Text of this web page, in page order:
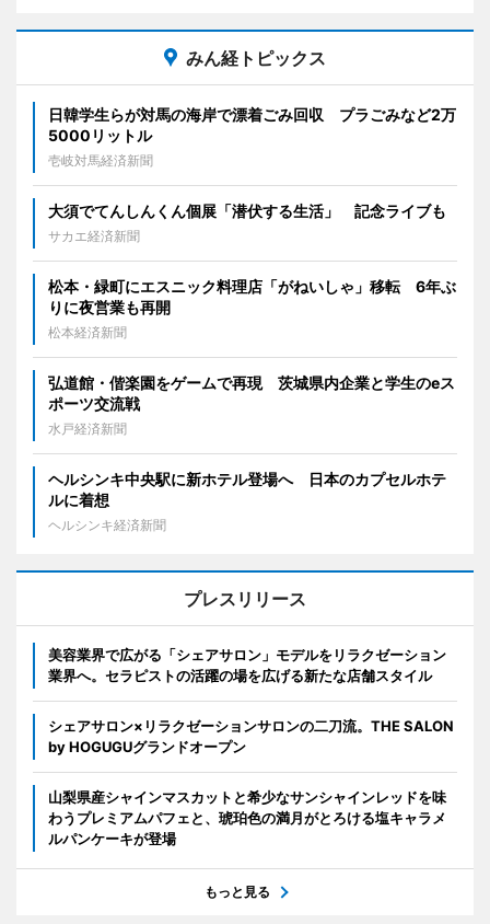
みん経トピックス
日韓学生らが対馬の海岸で漂着ごみ回収 プラごみなど2万
5000リットル
壱岐対馬経済新聞
大須でてんしんくん個展「潜伏する生活」 記念ライブも
サカエ経済新聞
松本・緑町にエスニック料理店「がねいしゃ」移転 6年ぶ
りに夜営業も再開
松本経済新聞
弘道館・偕楽園をゲームで再現 茨城県内企業と学生のeス
ポーツ交流戦
水戸経済新聞
ヘルシンキ中央駅に新ホテル登場へ 日本のカプセルホテ
ルに着想
ヘルシンキ経済新聞
プレスリリース
美容業界で広がる「シェアサロン」モデルをリラクゼーション
業界へ。セラピストの活躍の場を広げる新たな店舗スタイル
シェアサロン×リラクゼーションサロンの二刀流。THE SALON
by HOGUGUグランドオープン
山梨県産シャインマスカットと希少なサンシャインレッドを味
わうプレミアムパフェと、琥珀色の満月がとろける塩キャラメ
ルパンケーキが登場
もっと見る